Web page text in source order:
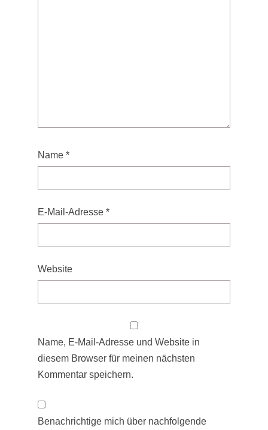
Name *
E-Mail-Adresse *
Website
Name, E-Mail-Adresse und Website in
diesem Browser für meinen nächsten
Kommentar speichern.
Benachrichtige mich über nachfolgende